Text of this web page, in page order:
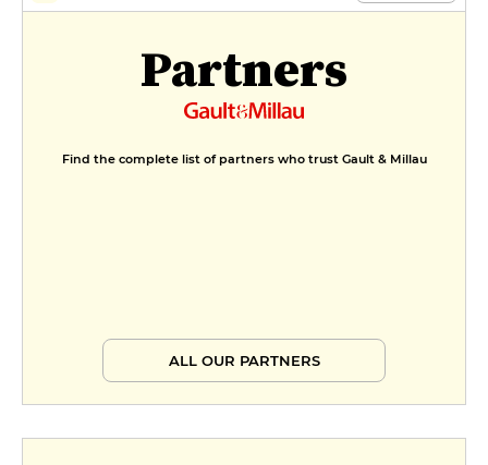
Partners
Find the complete list of partners who trust Gault & Millau
ALL OUR PARTNERS